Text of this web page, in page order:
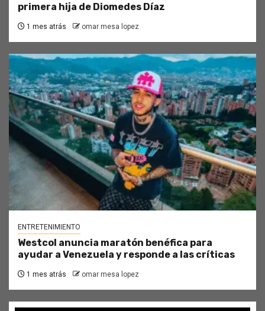
primera hija de Diomedes Díaz
1 mes atrás omar mesa lopez
ENTRETENIMIENTO
Westcol anuncia maratón benéfica para
ayudar a Venezuela y responde a las críticas
1 mes atrás omar mesa lopez